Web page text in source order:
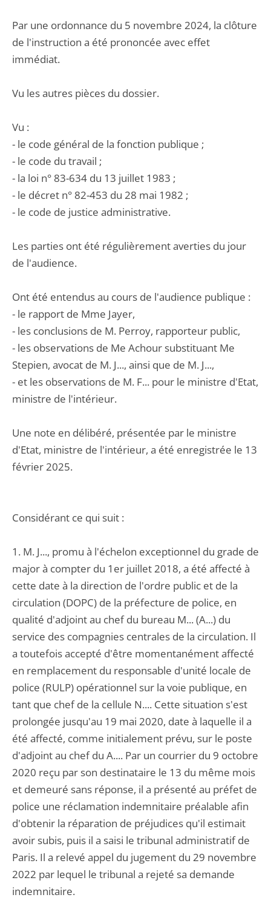
Par une ordonnance du 5 novembre 2024, la clôture
de l'instruction a été prononcée avec effet
immédiat.
Vu les autres pièces du dossier.
Vu :
- le code général de la fonction publique ;
- le code du travail ;
- la loi n° 83-634 du 13 juillet 1983 ;
- le décret n° 82-453 du 28 mai 1982 ;
- le code de justice administrative.
Les parties ont été régulièrement averties du jour
de l'audience.
Ont été entendus au cours de l'audience publique :
- le rapport de Mme Jayer,
- les conclusions de M. Perroy, rapporteur public,
- les observations de Me Achour substituant Me
Stepien, avocat de M. J..., ainsi que de M. J...,
- et les observations de M. F... pour le ministre d'Etat,
ministre de l'intérieur.
Une note en délibéré, présentée par le ministre
d'Etat, ministre de l'intérieur, a été enregistrée le 13
février 2025.
Considérant ce qui suit :
1. M. J..., promu à l'échelon exceptionnel du grade de
major à compter du 1er juillet 2018, a été affecté à
cette date à la direction de l'ordre public et de la
circulation (DOPC) de la préfecture de police, en
qualité d'adjoint au chef du bureau M... (A...) du
service des compagnies centrales de la circulation. Il
a toutefois accepté d'être momentanément affecté
en remplacement du responsable d'unité locale de
police (RULP) opérationnel sur la voie publique, en
tant que chef de la cellule N.... Cette situation s'est
prolongée jusqu'au 19 mai 2020, date à laquelle il a
été affecté, comme initialement prévu, sur le poste
d'adjoint au chef du A.... Par un courrier du 9 octobre
2020 reçu par son destinataire le 13 du même mois
et demeuré sans réponse, il a présenté au préfet de
police une réclamation indemnitaire préalable afin
d'obtenir la réparation de préjudices qu'il estimait
avoir subis, puis il a saisi le tribunal administratif de
Paris. Il a relevé appel du jugement du 29 novembre
2022 par lequel le tribunal a rejeté sa demande
indemnitaire.